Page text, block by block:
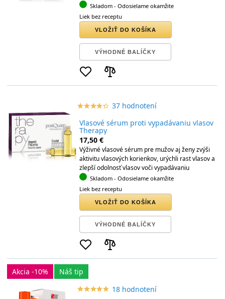
Skladom - Odosielame okamžite
Liek bez receptu
VLOŽIŤ DO KOŠÍKA
VÝHODNÉ BALÍČKY
star_borderstar_borderstar_borderstar_borderstar_border
starstarstarstarstar 37 hodnotení
Vlasové sérum proti vypadávaniu vlasov
Therapy
17,50 €
Výživné vlasové sérum pre mužov aj ženy zvýši
aktivitu vlasových korienkov, urýchli rast vlasov a
zlepší odolnosť vlasov voči vypadávaniu
Skladom - Odosielame okamžite
Liek bez receptu
VLOŽIŤ DO KOŠÍKA
VÝHODNÉ BALÍČKY
Akcia -10% Náš tip
star_borderstar_borderstar_borderstar_borderstar_border
starstarstarstarstar 18 hodnotení